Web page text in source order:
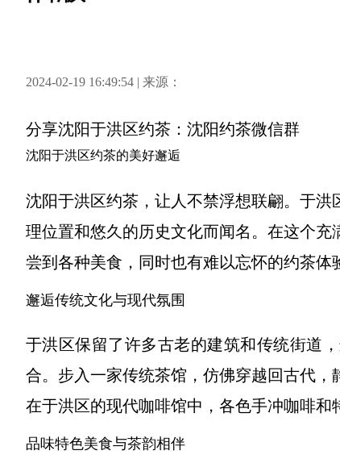
2024-02-19 16:49:54 | 来源：
分享沈阳于洪区约茶：沈阳约茶微信群
沈阳于洪区约茶的美好邂逅
沈阳于洪区约茶，让人不禁浮想联翩。于
理位置和悠久的历史文化而闻名。在这个
尝到各种美食，同时也有难以忘怀的约茶体
邂逅传统文化与现代氛围
于洪区保留了许多古老的建筑和传统街道
合。步入一家传统茶馆，仿佛穿越回古代，
在于洪区的现代咖啡馆中，各色手冲咖啡和
品味特色美食与茶韵相伴